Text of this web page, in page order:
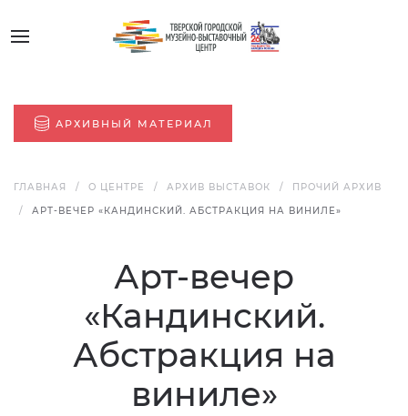
АРХИВНЫЙ МАТЕРИАЛ
ГЛАВНАЯ О ЦЕНТРЕ АРХИВ ВЫСТАВОК
ПРОЧИЙ АРХИВ
АРТ-ВЕЧЕР «КАНДИНСКИЙ. АБСТРАКЦИЯ НА ВИНИЛЕ»
Арт-вечер
«Кандинский.
Абстракция на
виниле»